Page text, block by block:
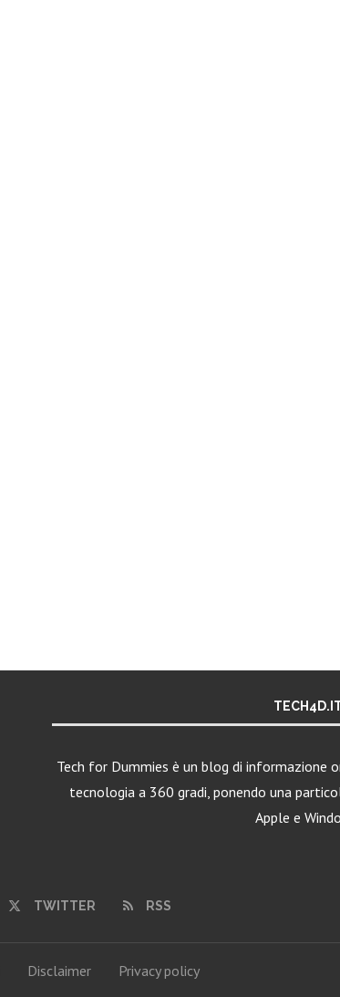
Tech for Dummies è un blog di informazione
tecnologia a 360 gradi, ponendo una
Apple e
TWITTER RSS
Disclaimer Privacy policy